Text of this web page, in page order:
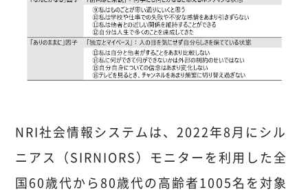
NRI社会情報システムは、2022年8月にシル
ニアス（SIRNIORS）モニターを利用した全
国60歳代から80歳代の高齢者1005名を対象